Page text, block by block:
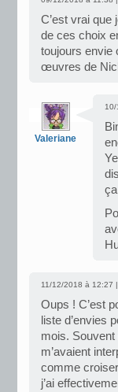
C’est vrai que
de ces choix
toujours envie
œuvres de
Valeriane
11/12/2018 à 12:27 |
Oups ! C’est
liste d’envies
mois.
m’avaient
comme
j’ai